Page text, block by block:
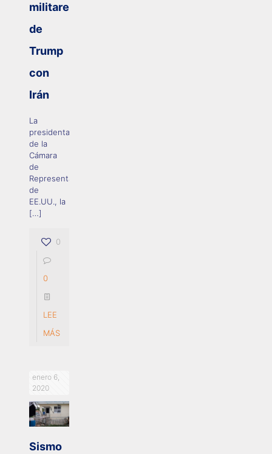
militares
de
Trump
con
Irán
La
presidenta
de la
Cámara
de
Representantes
de
EE.UU., la
[…]
0
0
LEE
MÁS
enero 6,
2020
Sismo